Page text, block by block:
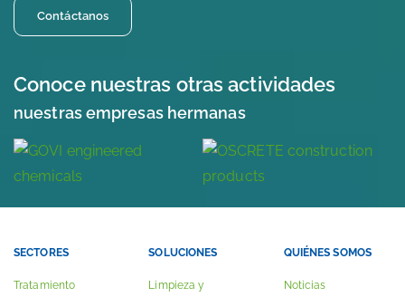
Contáctanos
Conoce nuestras otras actividades
nuestras empresas hermanas
SECTORES
Tratamiento
SOLUCIONES
Limpieza y
QUIÉNES SOMOS
Noticias